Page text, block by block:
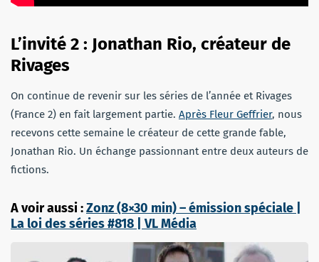
L’invité 2 : Jonathan Rio, créateur de
Rivages
On continue de revenir sur les séries de l’année et Rivages
(France 2) en fait largement partie. Après Fleur Geffrier, nous
recevons cette semaine le créateur de cette grande fable,
Jonathan Rio. Un échange passionnant entre deux auteurs de
fictions.
A voir aussi :Zonz (8×30 min) – émission spéciale |
La loi des séries #818 | VL Média